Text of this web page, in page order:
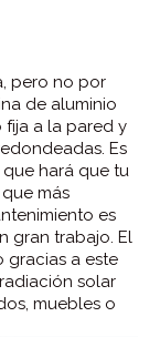
pero no por
de aluminio
fija a la pared y
Es
hará que tu
más
es
gran trabajo. El
gracias a este
solar
muebles o